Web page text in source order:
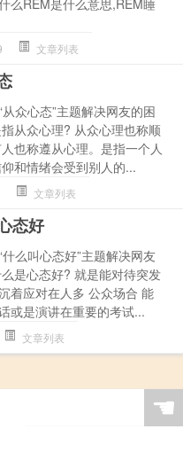
文章列表
从众心态”主题解决网友的困
从众心理? 从众心理也称顺
也称遵从心理。是指一个人
和情绪会受到别人的...
文章列表
态好
什么叫心态好”主题解决网友
是心态好? 就是能对待突发
着应对在人多 公众场合 能
或是演讲在重要的考试...
文章列表
☚